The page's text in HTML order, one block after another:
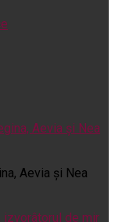
Aevia și Nea